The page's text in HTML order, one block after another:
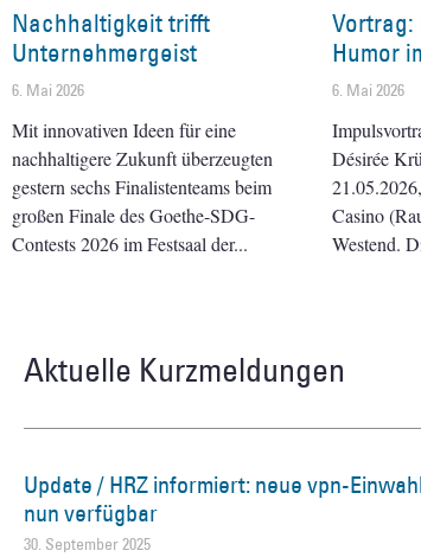
Nachhaltigkeit trifft
Unternehmergeist
6. Mai 2026
Mit innovativen Ideen für eine
nachhaltigere Zukunft überzeugten
gestern sechs Finalistenteams beim
großen Finale des Goethe-SDG-
Contests 2026 im Festsaal der
Vortrag:
Humor
6. Mai 2026
Désirée
Casino
Westend.
Aktuelle Kurzmeldungen
Update / HRZ informiert: neue vpn-Einwahl
nun verfügbar
30. September 2025